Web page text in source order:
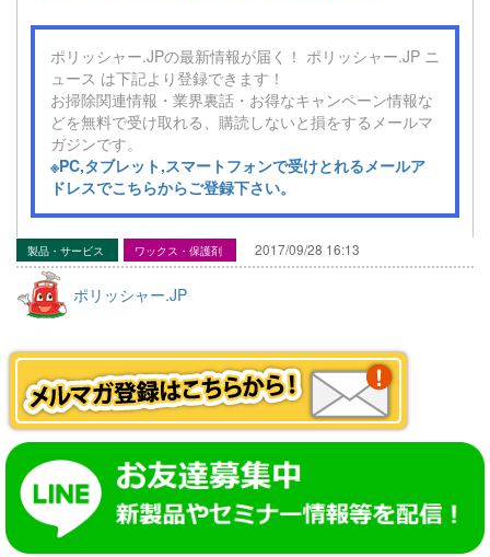
ポリッシャー.JPの最新情報が届く！ ポリッシャー.JP ニ
ュース は下記より登録できます！
お掃除関連情報・業界裏話・お得なキャンペーン情報な
どを無料で受け取れる、購読しないと損をするメールマ
ガジンです。
※PC,タブレット,スマートフォンで受けとれるメールア
ドレスでこちらからご登録下さい。
製品・サービス ワックス・保護剤 2017/09/28 16:13
ポリッシャー.JP